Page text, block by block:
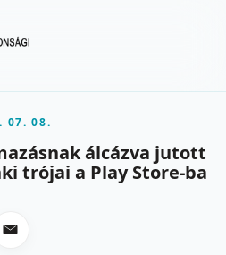
07. 08.
álcázva jutott
trójai a Play Store-ba
LinkedInen
X-en
Megosztas emailben